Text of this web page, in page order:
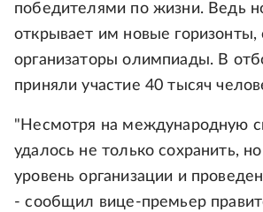
победителями по жизни. Ведь
открывает им новые горизонты,
организаторы олимпиады. В
приняли участие 40 тысяч
"Несмотря на международную
удалось не только сохранить,
уровень организации и
- сообщил вице-премьер